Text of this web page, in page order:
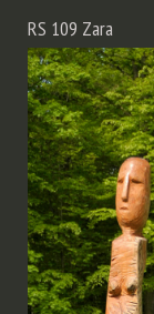
RS 109 Zara